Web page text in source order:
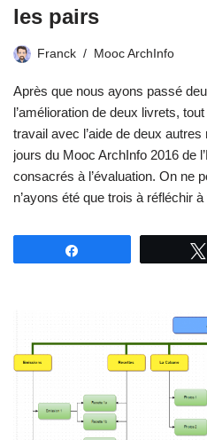
les pairs
Franck Mooc ArchInfo
Après que nous ayons passé
l’amélioration de deux livrets,
travail avec l’aide de deux
jours du Mooc ArchInfo 2016 de
consacrés à l’évaluation. On ne
n’ayons été que trois à réfléchir